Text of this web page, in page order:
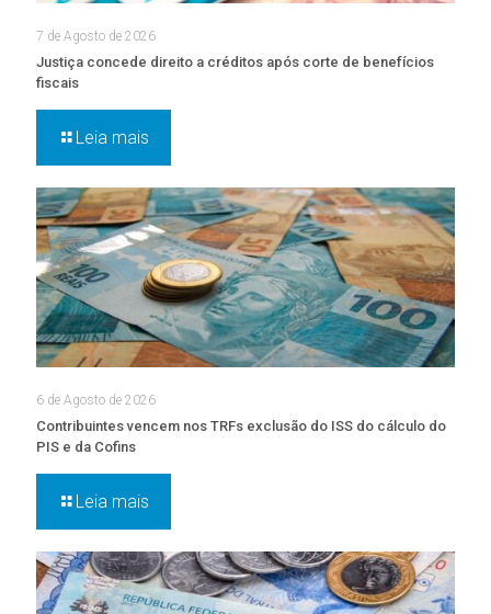
7 de Agosto de 2026
Justiça concede direito a créditos após corte de benefícios
fiscais
Leia mais
6 de Agosto de 2026
Contribuintes vencem nos TRFs exclusão do ISS do cálculo do
PIS e da Cofins
Leia mais